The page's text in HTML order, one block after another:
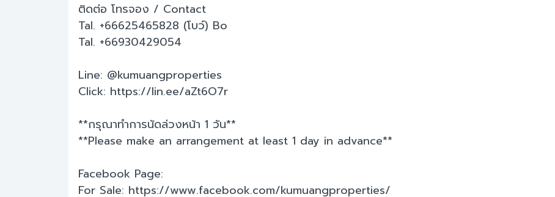
ติดต่อ โทรจอง / Contact
Tal. +66625465828 (โบว์) Bo
Tal. +66930429054
Line: @kumuangproperties
Click: https://lin.ee/aZt6O7r
**กรุณาทำการนัดล่วงหน้า 1 วัน**
**Please make an arrangement at least 1 day in advance**
Facebook Page:
For Sale: https://www.facebook.com/kumuangproperties/